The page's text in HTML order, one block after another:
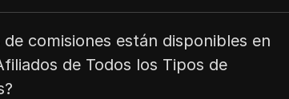
de comisiones están disponibles en
de Todos los Tipos de